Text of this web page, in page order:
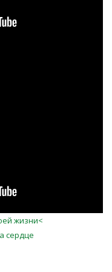
жизни<
сердце